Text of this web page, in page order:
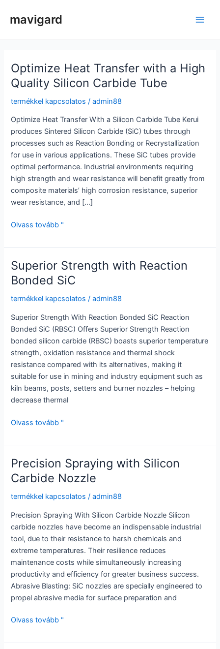
mavigard
Optimize Heat Transfer with a High
Quality Silicon Carbide Tube
termékkel kapcsolatos /admin88
Optimize Heat Transfer With a Silicon Carbide Tube Kerui
produces Sintered Silicon Carbide (SiC) tubes through
processes such as Reaction Bonding or Recrystallization
for use in various applications. These SiC tubes provide
optimal performance. Industrial environments requiring
high strength and wear resistance will benefit greatly from
composite materials’ high corrosion resistance, superior
wear resistance, and […]
Optimize
Transfer
with
a
High
Quality
Carbide
Tube
Olvass tovább "
Superior Strength with Reaction
Bonded SiC
termékkel kapcsolatos /admin88
Superior Strength With Reaction Bonded SiC Reaction
Bonded SiC (RBSC) Offers Superior Strength Reaction
bonded silicon carbide (RBSC) boasts superior temperature
strength, oxidation resistance and thermal shock
resistance compared with its alternatives, making it
suitable for use in mining and industry equipment such as
kiln beams, posts, setters and burner nozzles – helping
decrease thermal
Superior
with
Reaction
Bonded
SiC
Olvass tovább "
Precision Spraying with Silicon
Carbide Nozzle
termékkel kapcsolatos /admin88
Precision Spraying With Silicon Carbide Nozzle Silicon
carbide nozzles have become an indispensable industrial
tool, due to their resistance to harsh chemicals and
extreme temperatures. Their resilience reduces
maintenance costs while simultaneously increasing
productivity and efficiency for greater business success.
Abrasive Blasting: SiC nozzles are specially engineered to
propel abrasive media for surface preparation and
Precision
with
Olvass tovább "